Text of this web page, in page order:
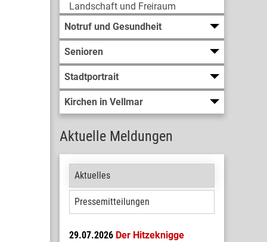
Landschaft und Freiraum
Notruf und Gesundheit
Senioren
Stadtportrait
Kirchen in Vellmar
Aktuelle Meldungen
Aktuelles
Pressemitteilungen
29.07.2026 Der Hitzeknigge